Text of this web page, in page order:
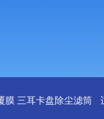
膜 三耳卡盘除尘滤筒